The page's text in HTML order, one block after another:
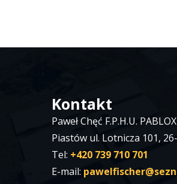
Kontakt
Paweł Chęć F.P.H.U. PABLOX
Piastów ul. Lotnicza 101,
Tel: +420 739 710 701
E-mail: